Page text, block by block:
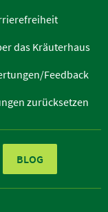
das Kräuterhaus
Feedback
zurücksetzen
BLOG